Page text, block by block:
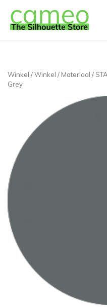
Winkel /Winkel / Materiaal /
Grey